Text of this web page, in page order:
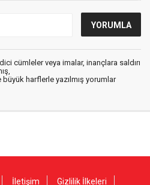
cümleler veya imalar, inançlara saldırı
harflerle yazılmış yorumlar
İletişim Gizlilik İlkeleri